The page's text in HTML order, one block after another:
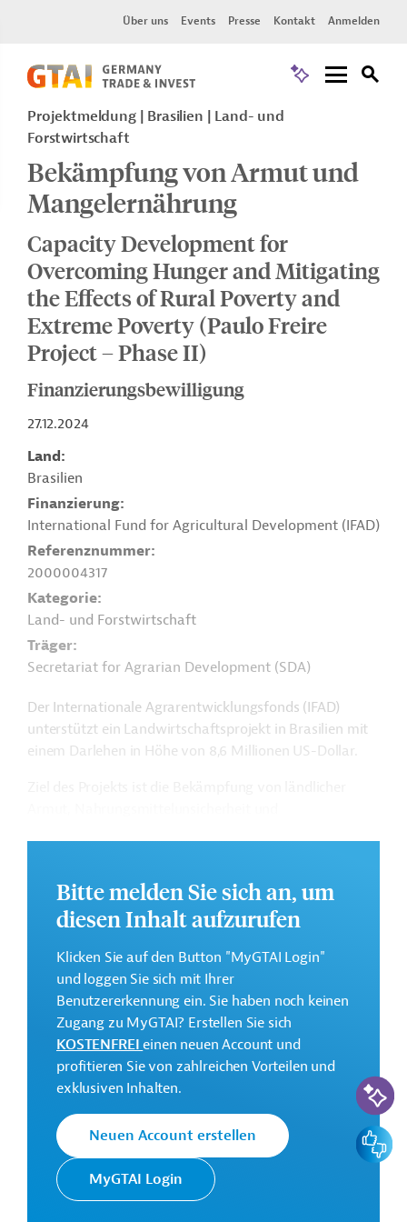
Über uns Events Presse Kontakt Anmelden
Projektmeldung Brasilien
Land- und
Forstwirtschaft
Bekämpfung von Armut und
Mangelernährung
Capacity Development for
Overcoming Hunger and Mitigating
the Effects of Rural Poverty and
Extreme Poverty (Paulo Freire
Project – Phase II)
Finanzierungsbewilligung
27.12.2024
Land
Brasilien
Finanzierung
International Fund for Agricultural Development (IFAD)
Referenznummer
2000004317
Kategorie
Land- und Forstwirtschaft
Träger
Secretariat for Agrarian Development (SDA)
Der Internationale Agrarentwicklungsfonds (IFAD)
unterstützt ein Landwirtschaftsprojekt in Brasilien mit
einem Darlehen in Höhe von 8,6 Millionen US-Dollar.
Resilienz von kleinbäuerlichen Familienbetrieben
gestärkt werden.
Weitere Informationen zu dem Entwicklungsprojekt
finden Sie im Originaldokument, das zum Download
bereitsteht.
Gesamtkosten:
148,8 Millionen US-Dollar
Geberbeitrag:
Kontaktadressen
Bitte melden Sie sich an, um
diesen Inhalt aufzurufen
Klicken Sie auf den Button "MyGTAI Login"
und loggen Sie sich mit Ihrer
Benutzererkennung ein. Sie haben noch keinen
Zugang zu MyGTAI? Erstellen Sie sich
KOSTENFREIeinen neuen Account und
profitieren Sie von zahlreichen Vorteilen und
exklusiven Inhalten.
Neuen Account erstellen
MyGTAI Login
KI-